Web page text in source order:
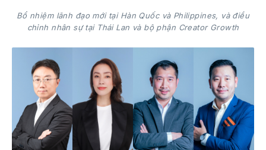
Bổ nhiệm lãnh đạo mới tại Hàn Quốc và Philippines, và điều
chỉnh nhân sự tại Thái Lan và bộ phận Creator Growth